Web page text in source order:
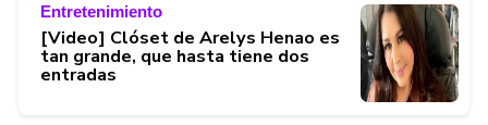
Entretenimiento
[Video] Clóset de Arelys Henao es
tan grande, que hasta tiene dos
entradas